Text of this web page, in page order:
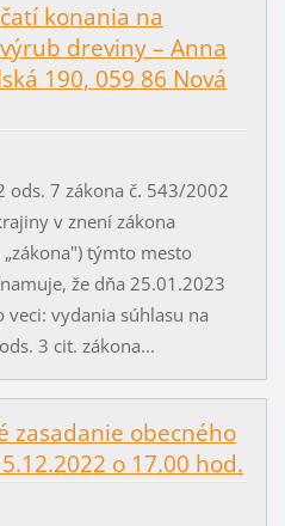
konania na
dreviny – Anna
190, 059 86 Nová
ods. 7 zákona č. 543/2002
v znení zákona
týmto mesto
že dňa 25.01.2023
veci: vydania súhlasu na
3 cit. zákona...
zasadanie obecného
o 17.00 hod.